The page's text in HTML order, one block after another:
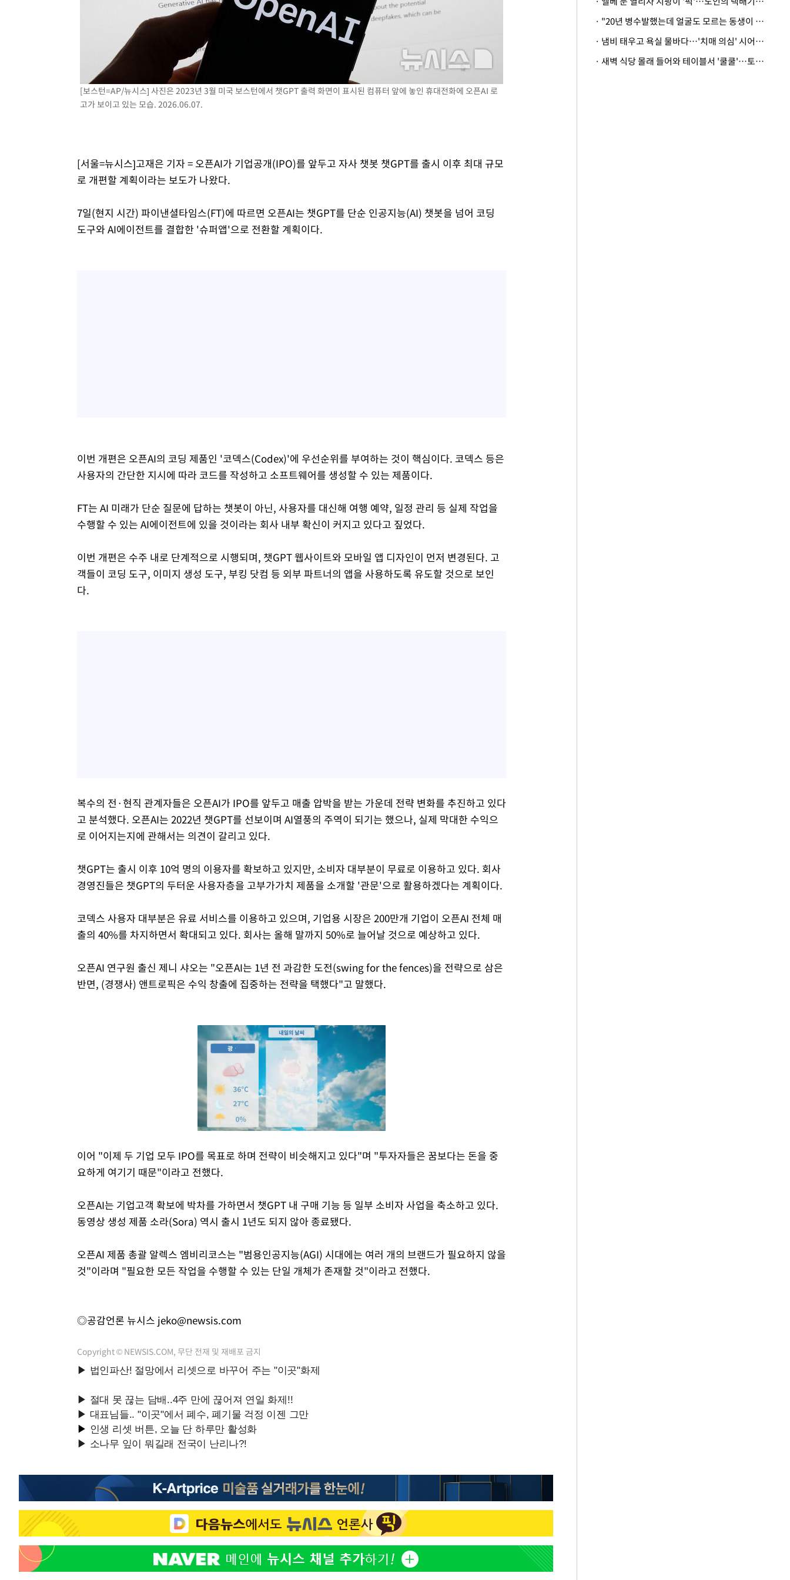
[보스턴=AP/뉴시스] 사진은 2023년 3월 미국 보스턴에서 챗GPT 출력 화면이 표시된 컴퓨터 앞에 놓인 휴대전화에 오픈AI 로
고가 보이고 있는 모습. 2026.06.07.
[서울=뉴시스]고재은 기자 = 오픈AI가 기업공개(IPO)를 앞두고 자사 챗봇 챗GPT를 출시 이후 최대 규모
로 개편할 계획이라는 보도가 나왔다.
7일(현지 시간) 파이낸셜타임스(FT)에 따르면 오픈AI는 챗GPT를 단순 인공지능(AI) 챗봇을 넘어 코딩
도구와 AI에이전트를 결합한 '슈퍼앱'으로 전환할 계획이다.
이번 개편은 오픈AI의 코딩 제품인 '코덱스(Codex)'에 우선순위를 부여하는 것이 핵심이다. 코덱스 등은
사용자의 간단한 지시에 따라 코드를 작성하고 소프트웨어를 생성할 수 있는 제품이다.
FT는 AI 미래가 단순 질문에 답하는 챗봇이 아닌, 사용자를 대신해 여행 예약, 일정 관리 등 실제 작업을
수행할 수 있는 AI에이전트에 있을 것이라는 회사 내부 확신이 커지고 있다고 짚었다.
이번 개편은 수주 내로 단계적으로 시행되며, 챗GPT 웹사이트와 모바일 앱 디자인이 먼저 변경된다. 고
객들이 코딩 도구, 이미지 생성 도구, 부킹 닷컴 등 외부 파트너의 앱을 사용하도록 유도할 것으로 보인
다.
복수의 전·현직 관계자들은 오픈AI가 IPO를 앞두고 매출 압박을 받는 가운데 전략 변화를 추진하고 있다
고 분석했다. 오픈AI는 2022년 챗GPT를 선보이며 AI열풍의 주역이 되기는 했으나, 실제 막대한 수익으
로 이어지는지에 관해서는 의견이 갈리고 있다.
챗GPT는 출시 이후 10억 명의 이용자를 확보하고 있지만, 소비자 대부분이 무료로 이용하고 있다. 회사
경영진들은 챗GPT의 두터운 사용자층을 고부가가치 제품을 소개할 '관문'으로 활용하겠다는 계획이다.
코덱스 사용자 대부분은 유료 서비스를 이용하고 있으며, 기업용 시장은 200만개 기업이 오픈AI 전체 매
출의 40%를 차지하면서 확대되고 있다. 회사는 올해 말까지 50%로 늘어날 것으로 예상하고 있다.
오픈AI 연구원 출신 제니 샤오는 "오픈AI는 1년 전 과감한 도전(swing for the fences)을 전략으로 삼은
반면, (경쟁사) 앤트로픽은 수익 창출에 집중하는 전략을 택했다"고 말했다.
이어 "이제 두 기업 모두 IPO를 목표로 하며 전략이 비슷해지고 있다"며 "투자자들은 꿈보다는 돈을 중
요하게 여기기 때문"이라고 전했다.
오픈AI는 기업고객 확보에 박차를 가하면서 챗GPT 내 구매 기능 등 일부 소비자 사업을 축소하고 있다.
동영상 생성 제품 소라(Sora) 역시 출시 1년도 되지 않아 종료됐다.
오픈AI 제품 총괄 알렉스 엠비리코스는 "범용인공지능(AGI) 시대에는 여러 개의 브랜드가 필요하지 않을
것"이라며 "필요한 모든 작업을 수행할 수 있는 단일 개체가 존재할 것"이라고 전했다.
◎공감언론 뉴시스 jeko@newsis.com
Copyright © NEWSIS.COM, 무단 전재 및 재배포 금지
· "20년 병수발했는데 얼굴도 모르는 동생이 유산 절반을"…배다른 형제 상속권 있을까
· 냄비 태우고 욕실 물바다…'치매 의심' 시어머니 검사 권유했다가 '날벼락'
· 새벽 식당 몰래 들어와 테이블서 '쿨쿨'…토사물 남기고 사라진 남성